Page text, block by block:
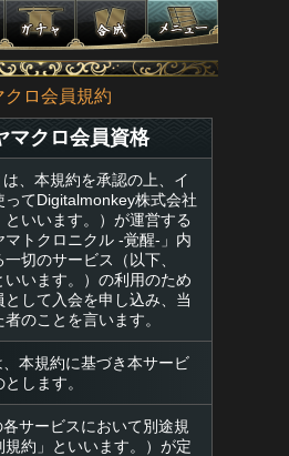
クロ会員規約
マクロ会員資格
、本規約を承認の上、イ
ってDigitalmonkey株式会社
といいます。）が運営する
トクロニクル -覚醒-」内
切のサービス（以下、
いいます。）の利用のため
して入会を申し込み、当
のことを言います。
本規約に基づき本サービ
します。
サービスにおいて別途規
約」といいます。）が定